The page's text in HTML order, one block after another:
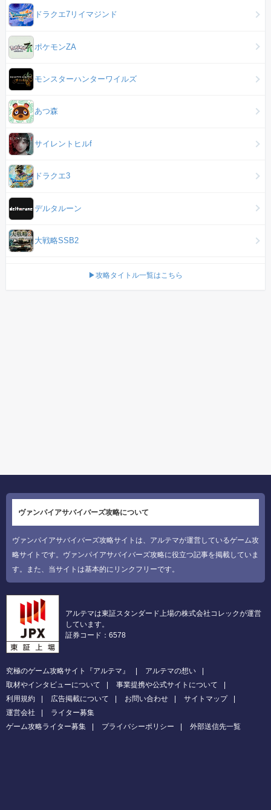
ドラクエ7リイマジンド
ポケモンZA
モンスターハンターワイルズ
あつ森
サイレントヒルf
ドラクエ3
デルタルーン
大戦略SSB2
▶攻略タイトル一覧はこちら
ヴァンパイアサバイバーズ攻略について
ヴァンパイアサバイバーズ攻略サイトは、アルテマが運営しているゲーム攻
略サイトです。ヴァンパイアサバイバーズ攻略に役立つ記事を掲載していま
す。また、当サイトは基本的にリンクフリーです。
アルテマは東証スタンダード上場の株式会社コレックが運営
しています。
証券コード：6578
究極のゲーム攻略サイト『アルテマ』
アルテマの想い
取材やインタビューについて
事業提携や公式サイトについて
利用規約
広告掲載について お問い合わせ
サイトマップ
運営会社
ライター募集
ゲーム攻略ライター募集
プライバシーポリシー 外部送信先一覧